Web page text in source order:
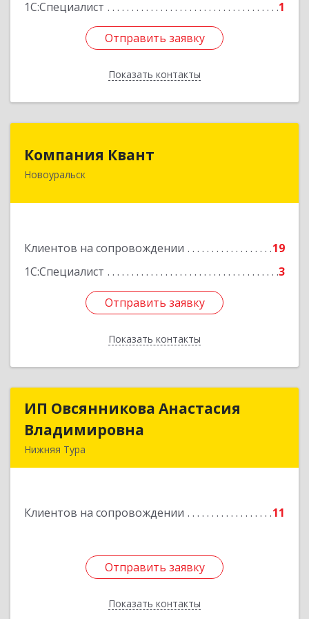
1С:Специалист 1
Отправить заявку
Показать контакты
Отправить заявку
Назад
Компания Квант
Новоуральск
Клиентов на сопровождении
19
1С:Специалист
3
Отправить заявку
Показать контакты
624130, Свердловская обл, Новоуральск г,
Отправить заявку
Назад
ИП Овсянникова Анастасия
Владимировна
Нижняя Тура
Клиентов на сопровождении 11
Отправить заявку
Показать контакты
ИП Овсянникова Анастасия
Подробнее
Отправить заявку
Назад